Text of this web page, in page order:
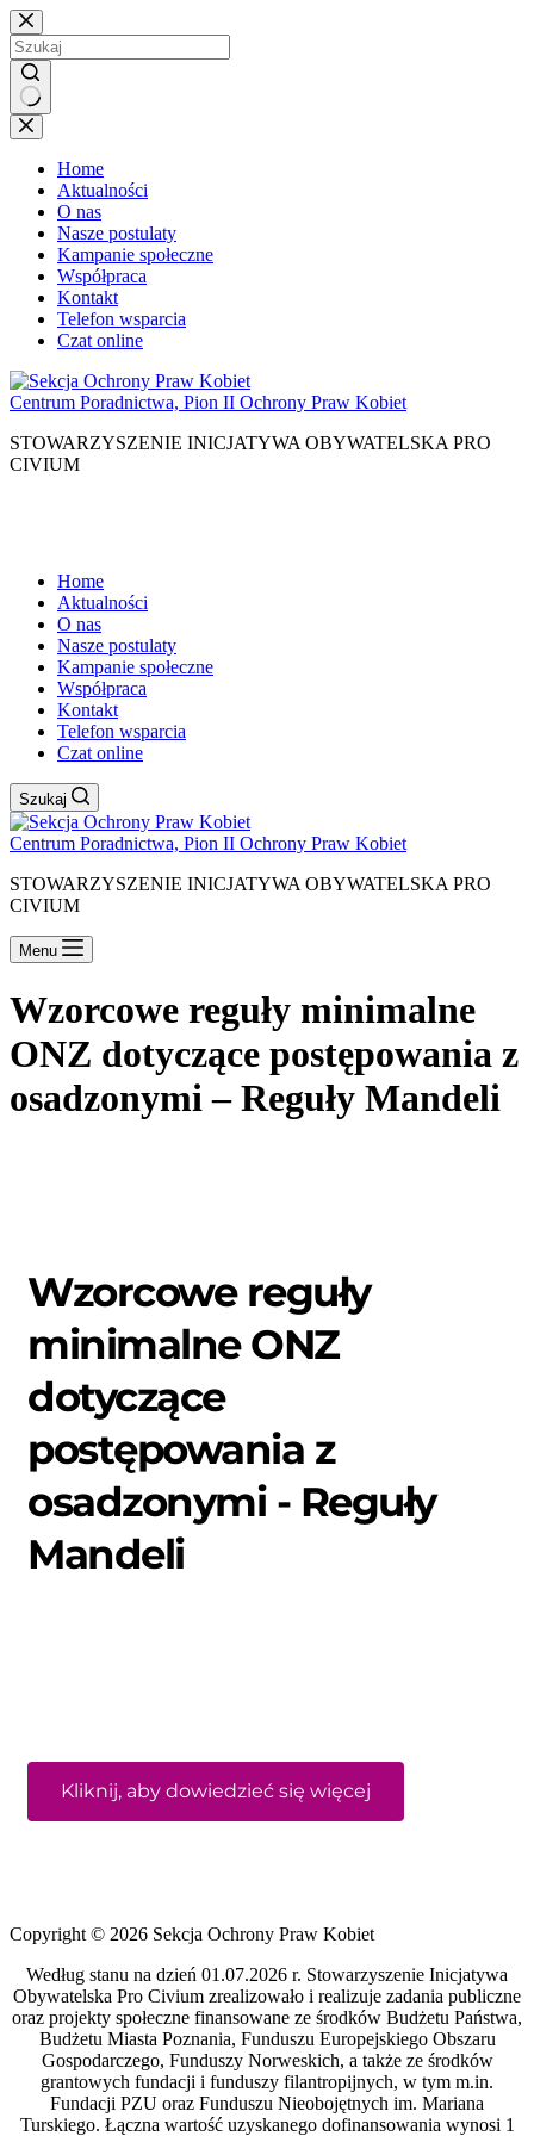
Przejdź
do
treści
Brak
wyników
Home
Aktualności
O nas
Nasze postulaty
Kampanie społeczne
Współpraca
Kontakt
Telefon wsparcia
Czat online
Centrum Poradnictwa, Pion II Ochrony Praw Kobiet
STOWARZYSZENIE INICJATYWA OBYWATELSKA PRO
CIVIUM
Home
Aktualności
O nas
Nasze postulaty
Kampanie społeczne
Współpraca
Kontakt
Telefon wsparcia
Czat online
Szukaj
Centrum Poradnictwa, Pion II Ochrony Praw Kobiet
STOWARZYSZENIE INICJATYWA OBYWATELSKA PRO
CIVIUM
Menu
Wzorcowe reguły minimalne
ONZ dotyczące postępowania z
osadzonymi – Reguły Mandeli
Wzorcowe reguły
minimalne ONZ
dotyczące
postępowania z
osadzonymi - Reguły
Mandeli
Kliknij, aby dowiedzieć się więcej
Copyright © 2026 Sekcja Ochrony Praw Kobiet
Według stanu na dzień 01.07.2026 r. Stowarzyszenie Inicjatywa
Obywatelska Pro Civium zrealizowało i realizuje zadania publiczne
oraz projekty społeczne finansowane ze środków Budżetu Państwa,
Budżetu Miasta Poznania, Funduszu Europejskiego Obszaru
Gospodarczego, Funduszy Norweskich, a także ze środków
grantowych fundacji i funduszy filantropijnych, w tym m.in.
Fundacji PZU oraz Funduszu Nieobojętnych im. Mariana
Turskiego. Łączna wartość uzyskanego dofinansowania wynosi 1